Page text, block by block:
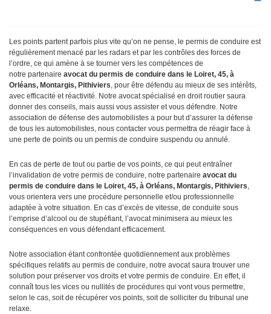
Les points partent parfois plus vite qu’on ne pense, le permis de conduire est
régulièrement menacé par les radars et par les contrôles des forces de
l’ordre, ce qui amène à se tourner vers les compétences de
notre partenaire avocat du permis de conduire dans le Loiret, 45, à
Orléans, Montargis, Pithiviers, pour être défendu au mieux de ses intérêts,
avec efficacité et réactivité. Notre avocat spécialisé en droit routier saura
donner des conseils, mais aussi vous assister et vous défendre. Notre
association de défense des automobilistes a pour but d’assurer la défense
de tous les automobilistes, nous contacter vous permettra de réagir face à
une perte de points ou un permis de conduire suspendu ou annulé.
En cas de perte de tout ou partie de vos points, ce qui peut entraîner
l’invalidation de votre permis de conduire, notre partenaire avocat du
permis de conduire dans le Loiret, 45, à Orléans, Montargis, Pithiviers,
vous orientera vers une procédure personnelle et/ou professionnelle
adaptée à votre situation. En cas d’excès de vitesse, de conduite sous
l’emprise d’alcool ou de stupéfiant, l’avocat minimisera au mieux les
conséquences en vous défendant efficacement.
Notre association étant confrontée quotidiennement aux problèmes
spécifiques relatifs au permis de conduire, notre avocat saura trouver une
solution pour préserver vos droits et votre permis de conduire. En effet, il
connaît tous les vices ou nullités de procédures qui vont vous permettre,
selon le cas, soit de récupérer vos points, soit de solliciter du tribunal une
relaxe.